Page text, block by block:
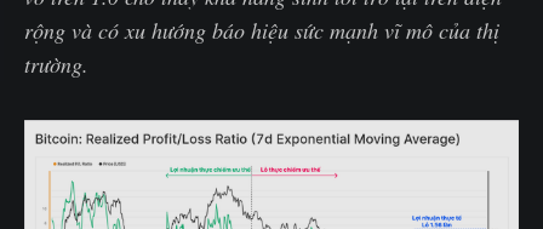
rộng và có xu hướng báo hiệu sức mạnh vĩ mô của thị
trường.